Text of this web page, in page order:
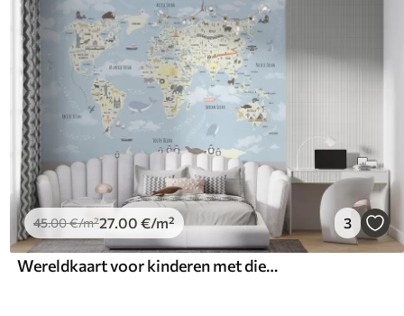
45.00€/m²27.00 €/m² 3
Wereldkaart voor kinderen met dieren en herkenningspunten